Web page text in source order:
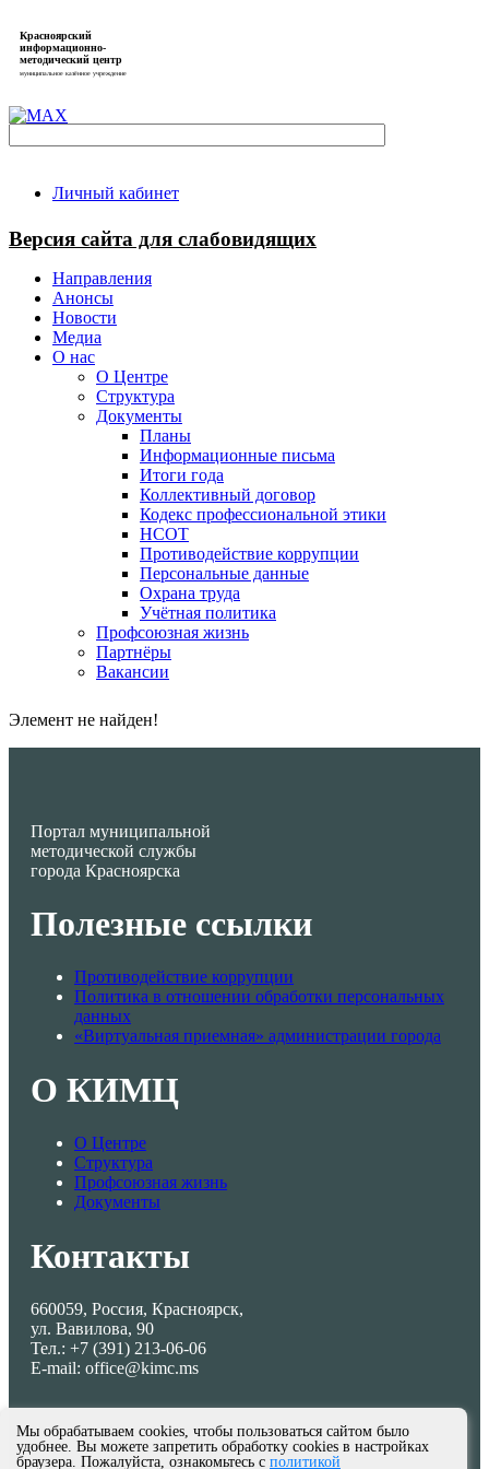
Красноярский
информационно-
методический центр
муниципальное казённое учреждение
Личный кабинет
Версия сайта для слабовидящих
Направления
Анонсы
Новости
Медиа
О нас
О Центре
Структура
Документы
Планы
Информационные письма
Итоги года
Коллективный договор
Кодекс профессиональной этики
НСОТ
Противодействие коррупции
Персональные данные
Охрана труда
Учётная политика
Профсоюзная жизнь
Партнёры
Вакансии
Элемент не найден!
Портал муниципальной
методической службы
города Красноярска
Полезные ссылки
Противодействие коррупции
Политика в отношении обработки персональных
данных
«Виртуальная приемная» администрации города
О КИМЦ
О Центре
Структура
Профсоюзная жизнь
Документы
Контакты
660059, Россия, Красноярск,
ул. Вавилова, 90
Тел.: +7 (391) 213-06-06
E-mail: office@kimc.ms
Мы обрабатываем cookies, чтобы пользоваться сайтом было
удобнее. Вы можете запретить обработку cookies в настройках
браузера. Пожалуйста, ознакомьтесь с политикой